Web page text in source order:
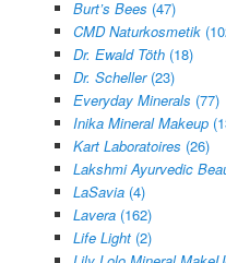
Burt’s Bees (47)
CMD Naturkosmetik
Dr. Ewald Töth (18)
Dr. Scheller (23)
Everyday Minerals (77)
Inika Mineral Makeup
Kart Laboratoires (26)
Lakshmi Ayurvedic
LaSavia (4)
Lavera (162)
Life Light (2)